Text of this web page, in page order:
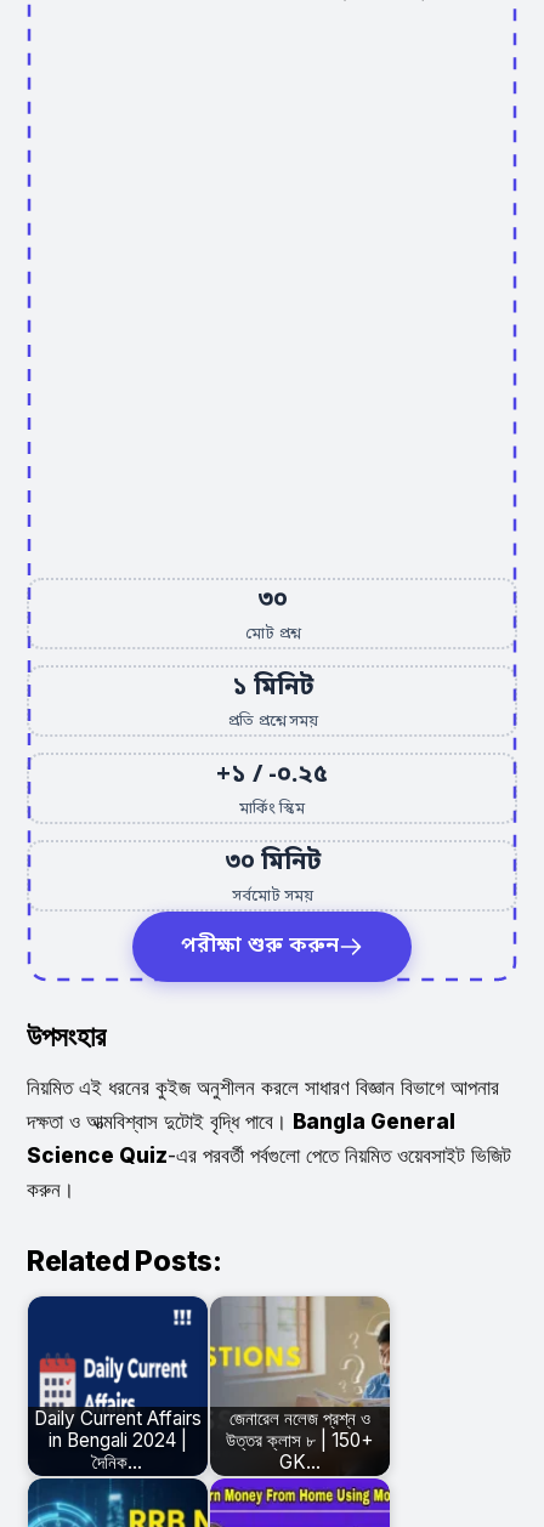
৩০
মোট প্রশ্ন
১ মিনিট
প্রতি প্রশ্নে সময়
+১ / -০.২৫
মার্কিং স্কিম
৩০ মিনিট
সর্বমোট সময়
পরীক্ষা শুরু করুন
উপসংহার
নিয়মিত এই ধরনের কুইজ অনুশীলন করলে সাধারণ বিজ্ঞান বিভাগে আপনার
দক্ষতা ও আত্মবিশ্বাস দুটোই বৃদ্ধি পাবে। Bangla General
Science Quiz-এর পরবর্তী পর্বগুলো পেতে নিয়মিত ওয়েবসাইট ভিজিট
করুন।
Related Posts:
Daily Current Affairs
in Bengali 2024 |
দৈনিক…
জেনারেল নলেজ প্রশ্ন ও
উত্তর ক্লাস ৮ | 150+
GK…